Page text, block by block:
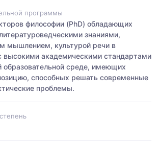
программы
философии (PhD) обладающих
знаниями,
мышлением, культурой речи в
высокими академическими стандартами
образовательной среде, имеющих
способных решать современные
проблемы.